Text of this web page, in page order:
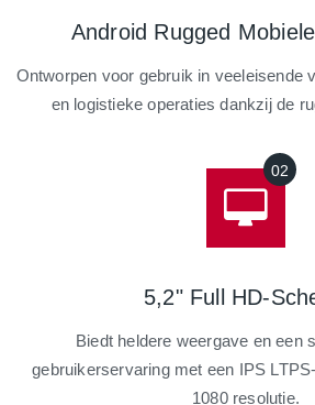
Android Rugged
Ontworpen voor gebruik in veeleisende
en logistieke operaties dankzij de
5,2" Full HD-
Biedt heldere weergave en een
gebruikerservaring met een IPS
1080 resolutie.